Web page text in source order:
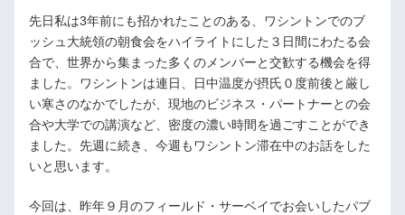
先日私は3年前にも招かれたことのある、ワシントンでのブ
ッシュ大統領の朝食会をハイライトにした３日間にわたる会
合で、世界から集まった多くのメンバーと交歓する機会を得
ました。ワシントンは連日、日中温度が摂氏０度前後と厳し
い寒さのなかでしたが、現地のビジネス・パートナーとの会
合や大学での講演など、密度の濃い時間を過ごすことができ
ました。先週に続き、今週もワシントン滞在中のお話をした
いと思います。
今回は、昨年９月のフィールド・サーベイでお会いしたパブ